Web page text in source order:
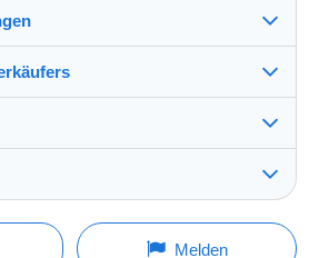
einsehen
100%(34754x)
Shop
stellen zu können, müssen Sie
Letzte Aktualisierung: 11:09:05
Melden